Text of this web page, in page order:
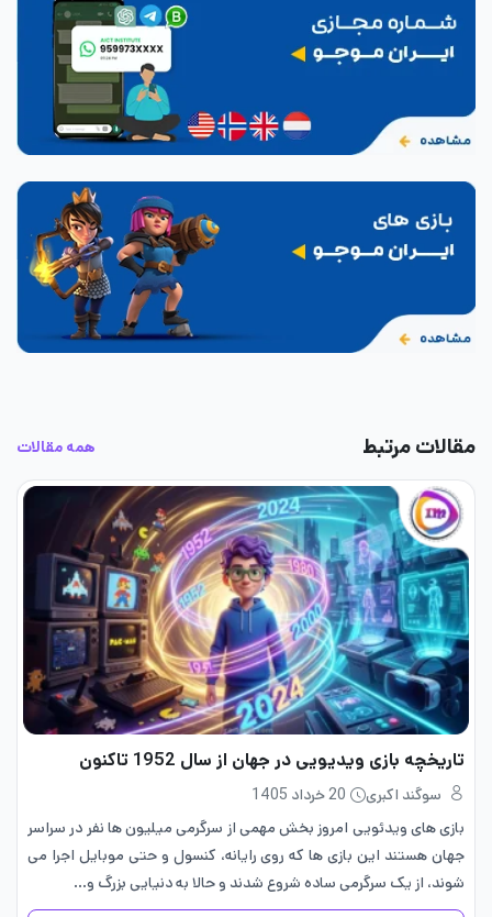
مقالات مرتبط همه مقالات
تاریخچه بازی ویدیویی در جهان از سال 1952 تاکنون
سوگند اکبری
20 خرداد 1405
بازی های ویدئویی امروز بخش مهمی از سرگرمی میلیون ها نفر در سراسر
جهان هستند این بازی ها که روی رایانه، کنسول و حتی موبایل اجرا می
شوند، از یک سرگرمی ساده شروع شدند و حالا به دنیایی بزرگ و…